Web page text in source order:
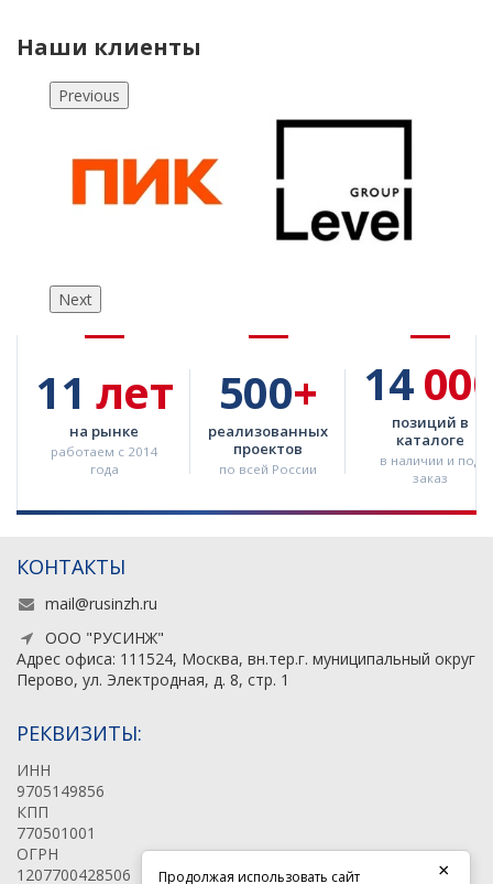
Наши клиенты
Previous
Next
11 лет
на рынке
работаем с 2014
года
500+
реализованных
проектов
по всей России
14
позиций в
каталоге
в наличии и под
заказ
КОНТАКТЫ
mail@rusinzh.ru
ООО "РУСИНЖ"
Адрес офиса: 111524, Москва, вн.тер.г. муниципальный округ
Перово, ул. Электродная, д. 8, стр. 1
РЕКВИЗИТЫ:
ИНН
9705149856
КПП
770501001
ОГРН
1207700428506
Продолжая использовать сайт ×